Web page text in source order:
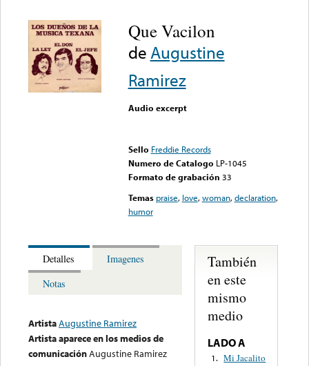
Que Vacilon
de Augustine
Ramirez
Audio excerpt
Sello Freddie Records
Numero de Catalogo LP-1045
Formato de grabación 33
Temas praise, love,woman,declaration,
humor
Detalles
Imagenes
Notas
ArtistaAugustine Ramirez
Artista aparece en los medios de
comunicaciónAugustine Ramirez
También
en este
mismo
medio
LADO A
1. Mi Jacalito